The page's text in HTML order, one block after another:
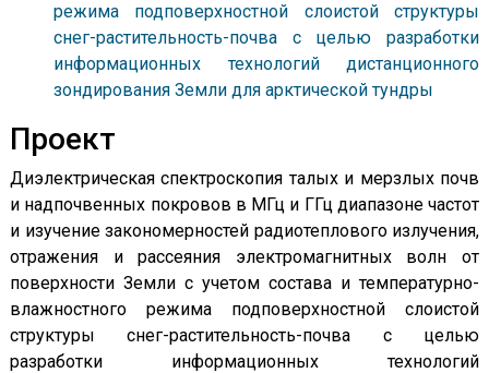
режима подповерхностной слоистой структуры
снег-растительность-почва с целью разработки
информационных технологий дистанционного
зондирования Земли для арктической тундры
Проект
Диэлектрическая спектроскопия талых и мерзлых почв
и надпочвенных покровов в МГц и ГГц диапазоне частот
и изучение закономерностей радиотеплового излучения,
отражения и рассеяния электромагнитных волн от
поверхности Земли с учетом состава и температурно-
влажностного режима подповерхностной слоистой
структуры снег-растительность-почва с целью
разработки информационных технологий